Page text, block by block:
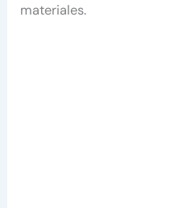
materiales.